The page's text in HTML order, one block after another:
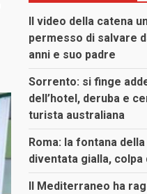
Il video della catena
permesso di salvare
anni e suo padre
Sorrento: si finge
dell’hotel, deruba e
turista australiana
Roma: la fontana
diventata gialla,
Il Mediterraneo ha